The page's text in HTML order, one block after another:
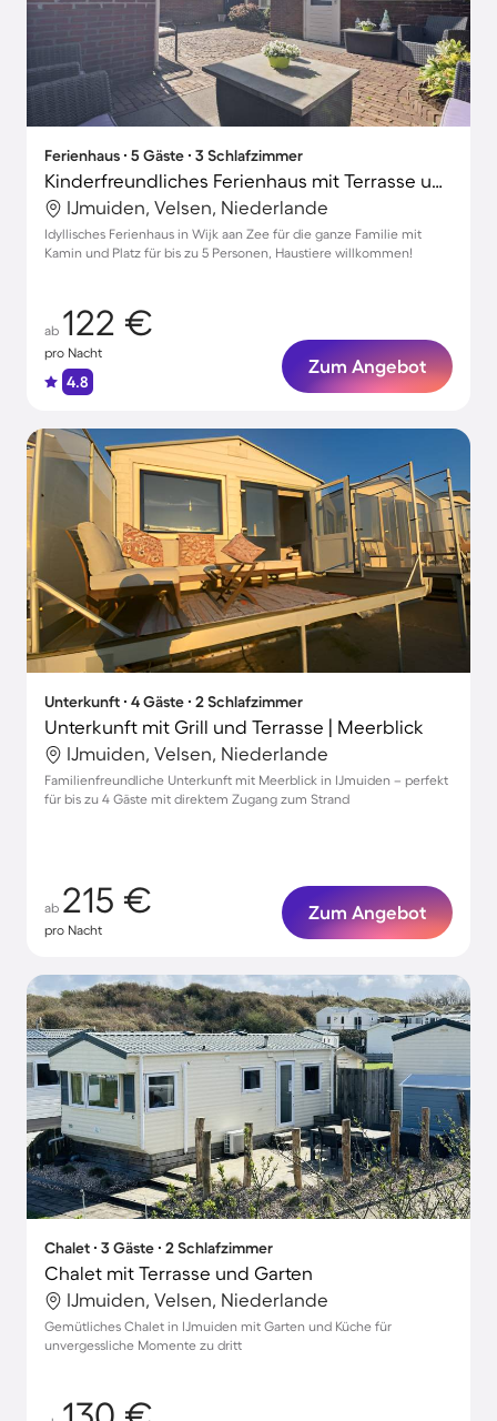
Ferienhaus ∙ 5 Gäste ∙ 3 Schlafzimmer
Kinderfreundliches Ferienhaus mit Terrasse und Garten | Haustierfreundlich
IJmuiden, Velsen, Niederlande
Idyllisches Ferienhaus in Wijk aan Zee für die ganze Familie mit
Kamin und Platz für bis zu 5 Personen, Haustiere willkommen!
ab 122 €
pro Nacht
4.8
Zum Angebot
Unterkunft ∙ 4 Gäste ∙ 2 Schlafzimmer
Unterkunft mit Grill und Terrasse | Meerblick
IJmuiden, Velsen, Niederlande
Familienfreundliche Unterkunft mit Meerblick in IJmuiden – perfekt
für bis zu 4 Gäste mit direktem Zugang zum Strand
ab 215 €
pro Nacht
Zum Angebot
Chalet ∙ 3 Gäste ∙ 2 Schlafzimmer
Chalet mit Terrasse und Garten
IJmuiden, Velsen, Niederlande
Gemütliches Chalet in IJmuiden mit Garten und Küche für
unvergessliche Momente zu dritt